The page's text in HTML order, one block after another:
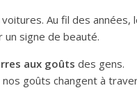
Au fil des
signe de beauté.
aux goûts des gens.
goûts changent à